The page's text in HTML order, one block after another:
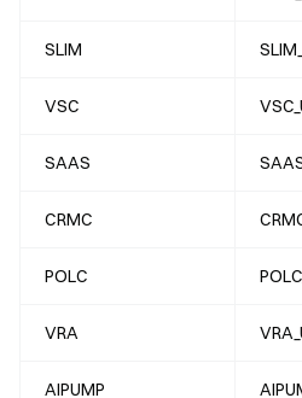
SLIM
VSC
SAAS
CRMC
POLC
VRA
AIPUMP